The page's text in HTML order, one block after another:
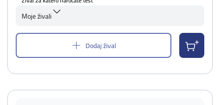
Moje živali
Dodaj žival